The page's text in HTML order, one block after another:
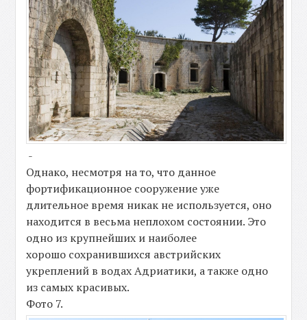
-
Однако, несмотря на то, что данное
фортификационное сооружение уже
длительное время никак не используется, оно
находится в весьма неплохом состоянии. Это
одно из крупнейших и наиболее
хорошо сохранившихся австрийских
укреплений в водах Адриатики, а также одно
из самых красивых.
Фото 7.